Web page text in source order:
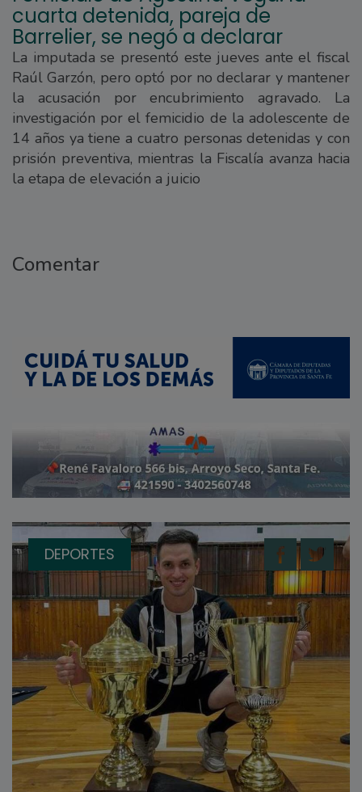
cuarta detenida, pareja de
Barrelier, se negó a declarar
La imputada se presentó este jueves ante el fiscal
Raúl Garzón, pero optó por no declarar y mantener
la acusación por encubrimiento agravado. La
investigación por el femicidio de la adolescente de
14 años ya tiene a cuatro personas detenidas y con
prisión preventiva, mientras la Fiscalía avanza hacia
la etapa de elevación a juicio
Comentar
DEPORTES